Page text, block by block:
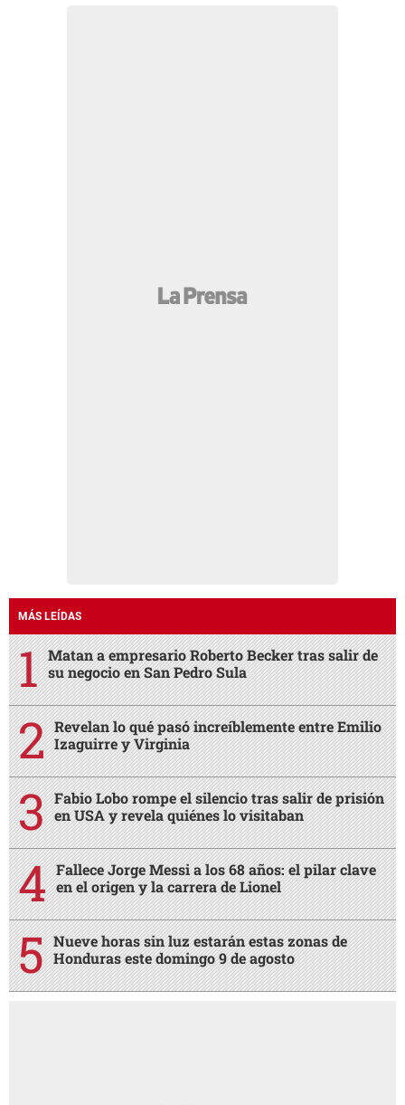
MÁS LEÍDAS
Matan a empresario Roberto Becker tras salir de
su negocio en San Pedro Sula
Revelan lo qué pasó increíblemente entre Emilio
Izaguirre y Virginia
Fabio Lobo rompe el silencio tras salir de prisión
en USA y revela quiénes lo visitaban
Fallece Jorge Messi a los 68 años: el pilar clave
en el origen y la carrera de Lionel
Nueve horas sin luz estarán estas zonas de
Honduras este domingo 9 de agosto